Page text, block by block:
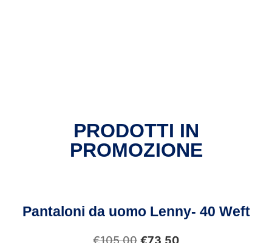
PRODOTTI IN
PROMOZIONE
Pantaloni da uomo Lenny- 40 Weft